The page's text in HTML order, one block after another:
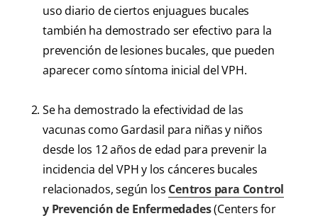
uso diario de ciertos enjuagues bucales
también ha demostrado ser efectivo para la
prevención de lesiones bucales, que pueden
aparecer como síntoma inicial del VPH.
Se ha demostrado la efectividad de las
vacunas como Gardasil para niñas y niños
desde los 12 años de edad para prevenir la
incidencia del VPH y los cánceres bucales
relacionados, según los Centros para Control
y Prevención de Enfermedades(Centers for